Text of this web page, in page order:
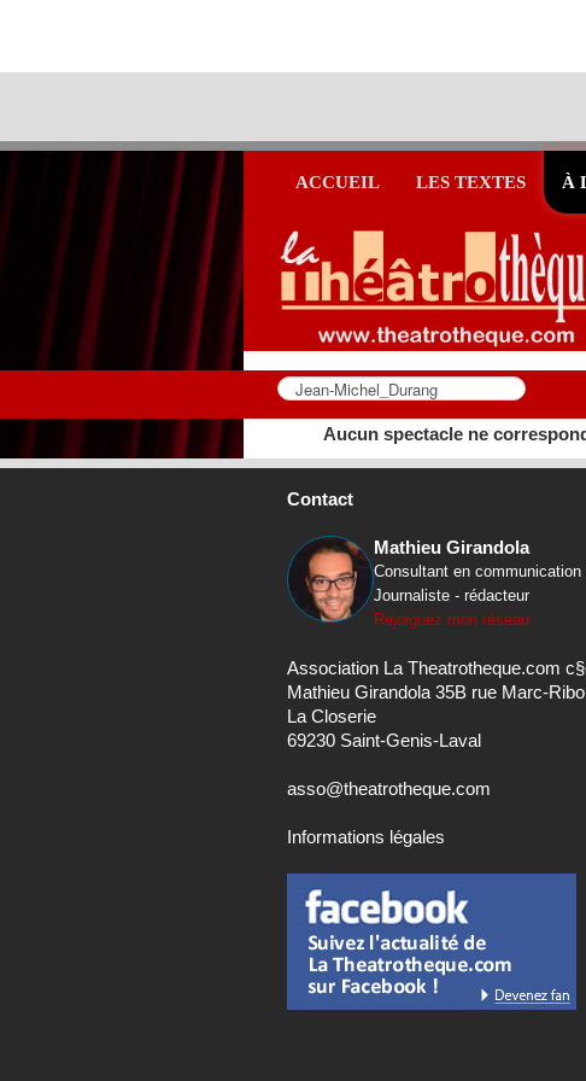
ACCUEIL LES TEXTES À
Aucun spectacle ne
Contact
Mathieu Girandola
Consultant en communication
Journaliste - rédacteur
Rejoignez mon réseau
Association La Theatrotheque.com
Mathieu Girandola 35B rue Marc-
La Closerie
69230 Saint-Genis-Laval
asso@theatrotheque.com
Informations légales